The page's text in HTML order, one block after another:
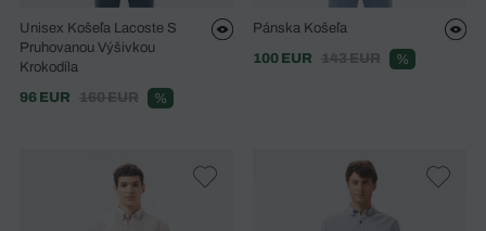
Unisex Košeľa Lacoste S
Pruhovanou Výšivkou
Krokodíla
96 EUR
160 EUR %
Pánska Košeľa
100 EUR
143 EUR %